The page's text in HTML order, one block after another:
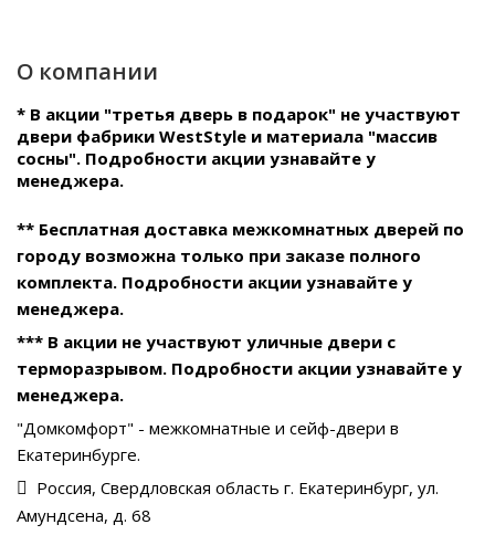
О компании
* В акции "третья дверь в подарок" не участвуют
двери фабрики WestStyle и материала "массив
сосны". Подробности акции узнавайте у
менеджера.
** Бесплатная доставка межкомнатных дверей по
городу возможна только при заказе полного
комплекта. Подробности акции узнавайте у
менеджера.
*** В акции не участвуют уличные двери с
терморазрывом. Подробности акции узнавайте у
менеджера.
"Домкомфорт" - межкомнатные и сейф-двери в
Екатеринбурге.
Россия, Свердловская область г. Екатеринбург, ул.
Амундсена, д. 68